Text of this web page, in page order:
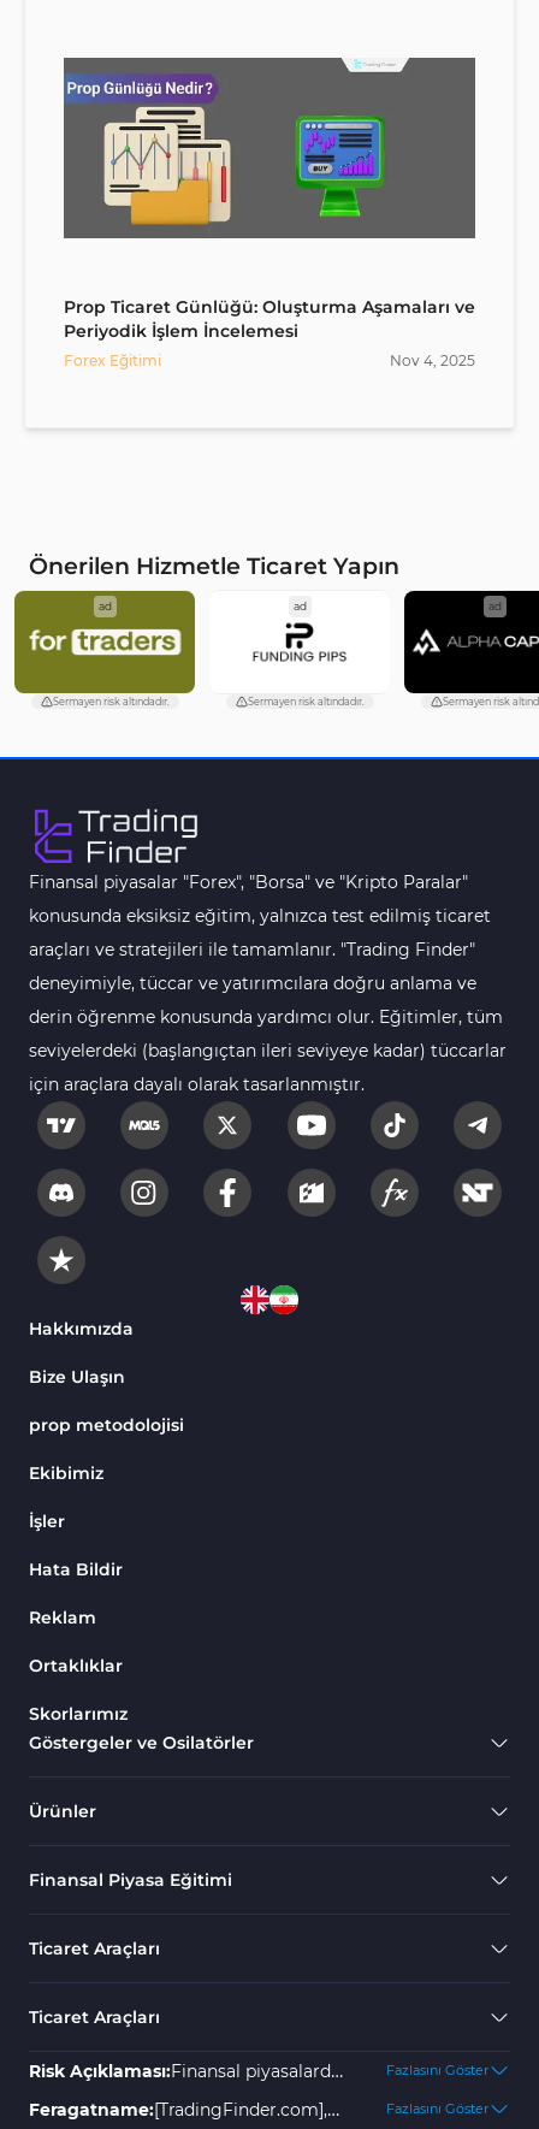
Prop Ticaret Günlüğü: Oluşturma Aşamaları ve
Periyodik İşlem İncelemesi
Forex Eğitimi Nov 4, 2025
Önerilen Hizmetle Ticaret Yapın
ad
Sermayen risk altındadır.
ad
Sermayen risk altındadır.
ad
Sermayen risk
Finansal piyasalar "Forex", "Borsa" ve "Kripto Paralar"
konusunda eksiksiz eğitim, yalnızca test edilmiş ticaret
araçları ve stratejileri ile tamamlanır. "Trading Finder"
deneyimiyle, tüccar ve yatırımcılara doğru anlama ve
derin öğrenme konusunda yardımcı olur. Eğitimler, tüm
seviyelerdeki (başlangıçtan ileri seviyeye kadar) tüccarlar
için araçlara dayalı olarak tasarlanmıştır.
Hakkımızda
Bize Ulaşın
prop metodolojisi
Ekibimiz
İşler
Hata Bildir
Reklam
Ortaklıklar
Skorlarımız
Göstergeler ve Osilatörler
Ürünler
Finansal Piyasa Eğitimi
Ticaret Araçları
Ticaret Araçları
Risk Açıklaması:Finansal piyasalarda
yer almak yüksek risk içerir ve
Fazlasını Göster
Feragatname:[TradingFinder.com],
Fazlasını Göster